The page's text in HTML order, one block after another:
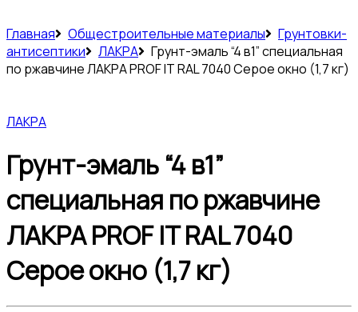
Главная Общестроительные материалы
Грунтовки-
антисептики
ЛАКРА
Грунт-эмаль “4 в1” специальная
по ржавчине ЛАКРА PROF IT RAL 7040 Серое окно (1,7 кг)
ЛАКРА
Грунт-эмаль “4 в1”
специальная по ржавчине
ЛАКРА PROF IT RAL 7040
Серое окно (1,7 кг)